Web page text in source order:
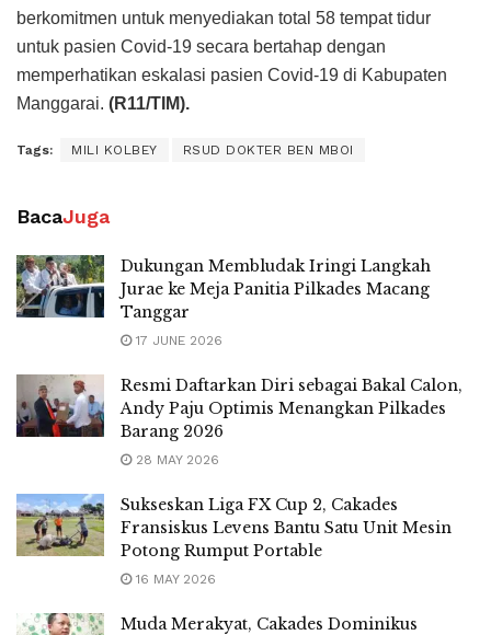
berkomitmen untuk menyediakan total 58 tempat tidur
untuk pasien Covid-19 secara bertahap dengan
memperhatikan eskalasi pasien Covid-19 di Kabupaten
Manggarai. (R11/TIM).
Tags: MILI KOLBEY RSUD DOKTER BEN MBOI
BacaJuga
Dukungan Membludak Iringi Langkah
Jurae ke Meja Panitia Pilkades Macang
Tanggar
17 JUNE 2026
Resmi Daftarkan Diri sebagai Bakal Calon,
Andy Paju Optimis Menangkan Pilkades
Barang 2026
28 MAY 2026
Sukseskan Liga FX Cup 2, Cakades
Fransiskus Levens Bantu Satu Unit Mesin
Potong Rumput Portable
16 MAY 2026
Muda Merakyat, Cakades Dominikus